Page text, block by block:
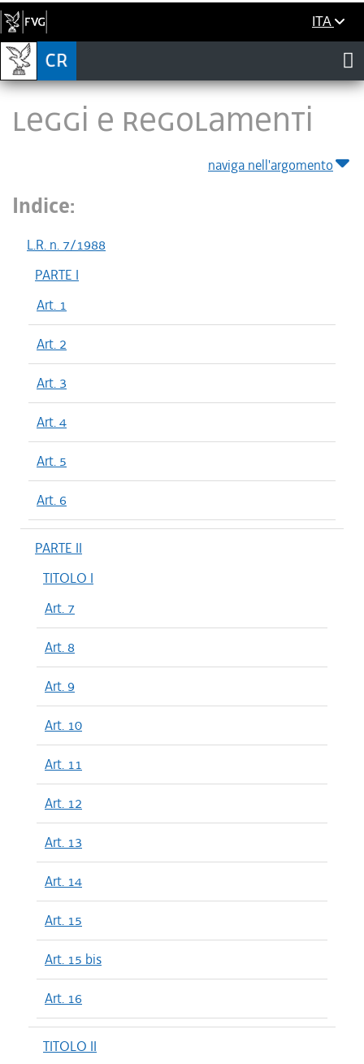
ITA
LEGGI E REGOLAMENTI
naviga nell'argomento
Indice:
L.R. n. 7/1988
PARTE I
Art. 1
Art. 2
Art. 3
Art. 4
Art. 5
Art. 6
PARTE II
TITOLO I
Art. 7
Art. 8
Art. 9
Art. 10
Art. 11
Art. 12
Art. 13
Art. 14
Art. 15
Art. 15 bis
Art. 16
TITOLO II